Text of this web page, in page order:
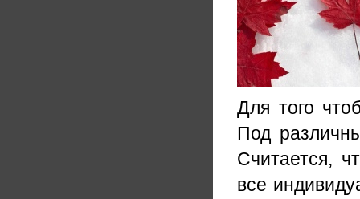
Для того
Под
Считается,
все